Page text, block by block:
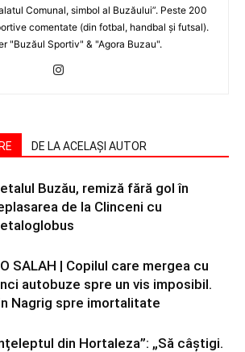
Comunal, simbol al Buzăului”. Peste 200
comentate (din fotbal, handbal şi futsal).
"Buzăul Sportiv" & "Agora Buzau".
DE LA ACELAȘI AUTOR
Buzău, remiză fără gol în
de la Clinceni cu
SALAH | Copilul care mergea cu
autobuze spre un vis imposibil.
Nagrig spre imortalitate
din Hortaleza”: „Să câștigi.